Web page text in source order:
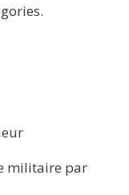
militaire par